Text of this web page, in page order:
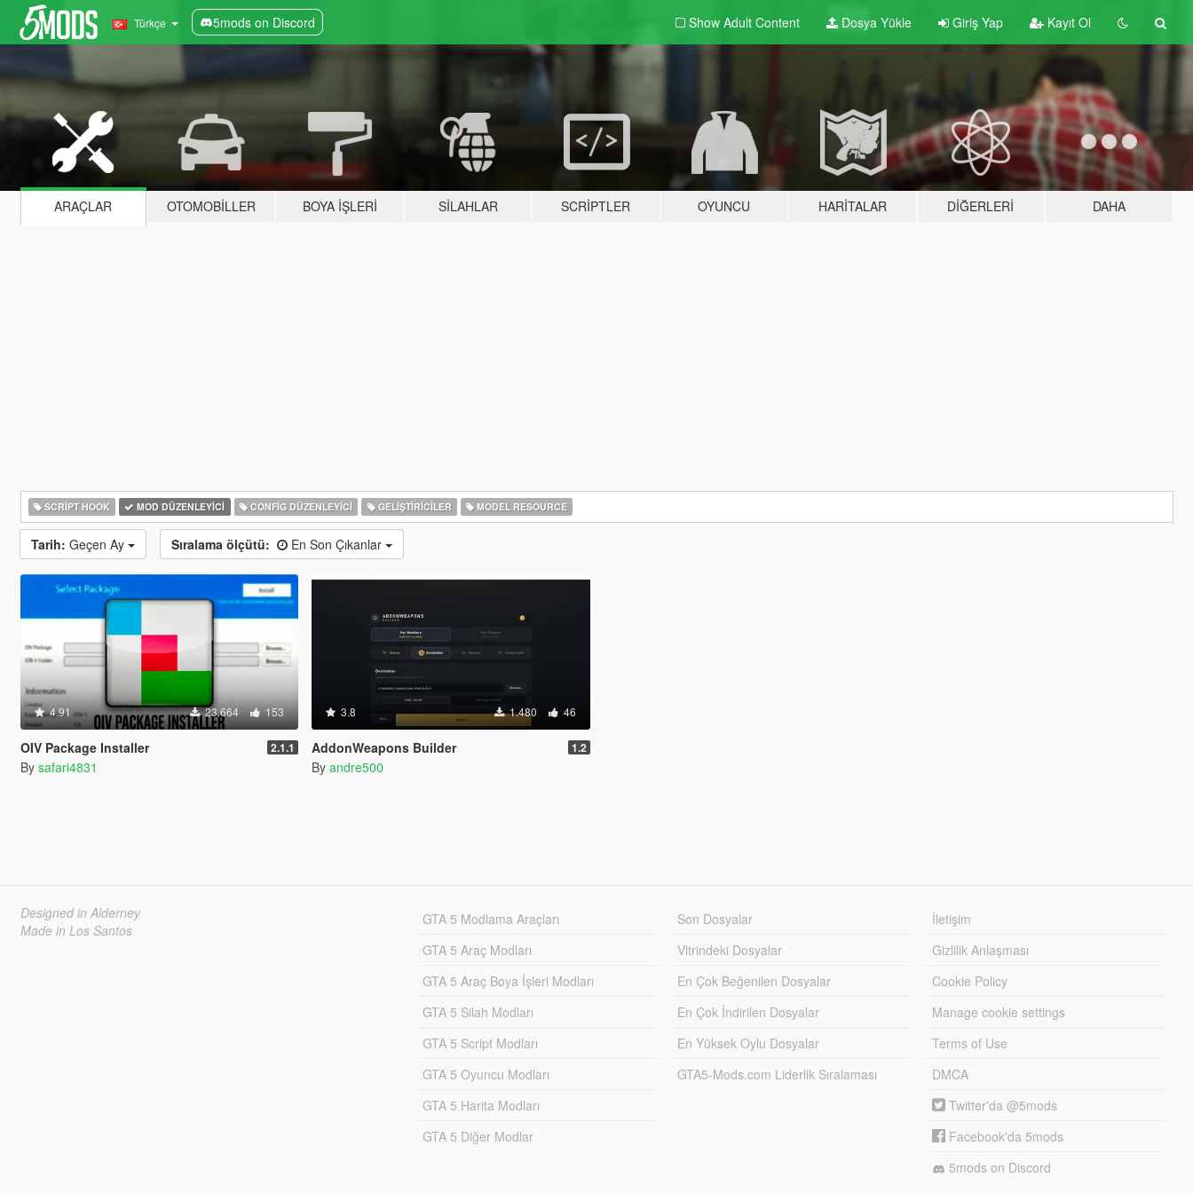
Türkçe 5mods on Discord Show Adult Content Dosya Yükle Giriş Yap Kayıt Ol
ARAÇLAR OTOMOBILLER BOYA İŞLERI SILAHLAR SCRIPTLER OYUNCU HARITALAR DIĞERLERI DAHA
SCRIPT HOOK MOD DÜZENLEYICI CONFIG DÜZENLEYICI GELIŞTIRICILER MODEL RESOURCE
Tarih: Geçen Ay Sıralama ölçütü: En Son Çıkanlar
4.91 23.664 153
OIV Package Installer 2.1.1
By safari4831
3.8 1.480 46
AddonWeapons Builder 1.2
By andre500
Designed in Alderney
Made in Los Santos
GTA 5 Modlama Araçları
GTA 5 Araç Modları
GTA 5 Araç Boya İşleri Modları
GTA 5 Silah Modları
GTA 5 Script Modları
GTA 5 Oyuncu Modları
GTA 5 Harita Modları
GTA 5 Diğer Modlar
Son Dosyalar
Vitrindeki Dosyalar
En Çok Beğenilen Dosyalar
En Çok İndirilen Dosyalar
En Yüksek Oylu Dosyalar
GTA5-Mods.com Liderlik Sıralaması
İletişim
Gizlilik Anlaşması
Cookie Policy
Manage cookie settings
Terms of Use
DMCA
Twitter'da @5mods
Facebook'da 5mods
5mods on Discord